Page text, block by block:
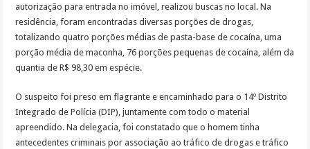
autorização para entrada no imóvel, realizou buscas no local. Na
residência, foram encontradas diversas porções de drogas,
totalizando quatro porções médias de pasta-base de cocaína, uma
porção média de maconha, 76 porções pequenas de cocaína, além da
quantia de R$ 98,30 em espécie.
O suspeito foi preso em flagrante e encaminhado para o 14º Distrito
Integrado de Polícia (DIP), juntamente com todo o material
apreendido. Na delegacia, foi constatado que o homem tinha
antecedentes criminais por associação ao tráfico de drogas e tráfico